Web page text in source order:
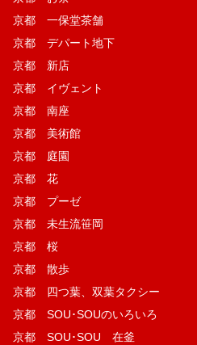
京都 一保堂茶舗
京都 デパート地下
京都 新店
京都 イヴェント
京都 南座
京都 美術館
京都 庭園
京都 花
京都 プーゼ
京都 未生流笹岡
京都 桜
京都 散歩
京都 四つ葉、双葉タクシー
京都 SOU･SOUのいろいろ
京都 SOU･SOU 在釜